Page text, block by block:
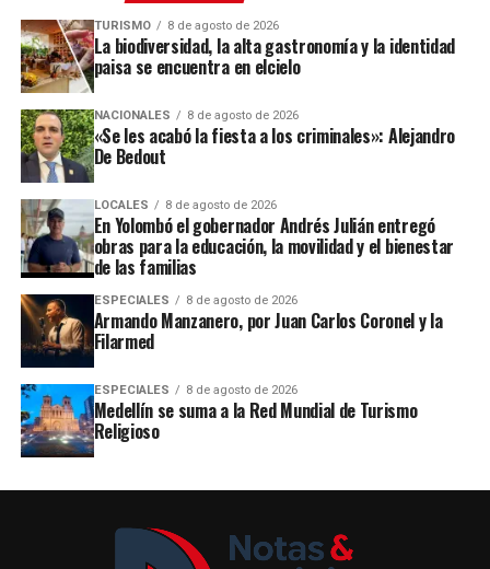
TURISMO 8 de agosto de 2026
La biodiversidad, la alta gastronomía y la identidad
paisa se encuentra en elcielo
NACIONALES 8 de agosto de 2026
«Se les acabó la fiesta a los criminales»: Alejandro
De Bedout
LOCALES 8 de agosto de 2026
En Yolombó el gobernador Andrés Julián entregó
obras para la educación, la movilidad y el bienestar
de las familias
ESPECIALES 8 de agosto de 2026
Armando Manzanero, por Juan Carlos Coronel y la
Filarmed
ESPECIALES 8 de agosto de 2026
Medellín se suma a la Red Mundial de Turismo
Religioso